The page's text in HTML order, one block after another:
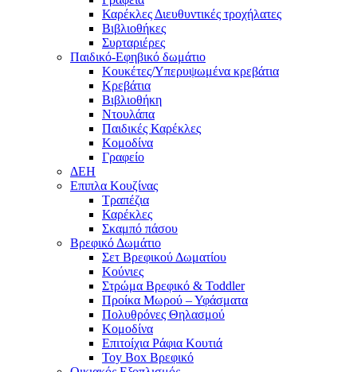
Καρέκλες Διευθυντικές τροχήλατες
Βιβλιοθήκες
Συρταριέρες
Παιδικό-Εφηβικό δωμάτιο
Κουκέτες/Υπερυψωμένα κρεβάτια
Κρεβάτια
Βιβλιοθήκη
Ντουλάπα
Παιδικές Καρέκλες
Κομοδίνα
Γραφείο
ΔΕΗ
Επιπλα Κουζίνας
Τραπέζια
Καρέκλες
Σκαμπό πάσου
Βρεφικό Δωμάτιο
Σετ Βρεφικού Δωματίου
Κούνιες
Στρώμα Βρεφικό & Toddler
Προίκα Μωρού – Υφάσματα
Πολυθρόνες Θηλασμού
Κομοδίνα
Επιτοίχια Ράφια Κουτιά
Toy Box Βρεφικό